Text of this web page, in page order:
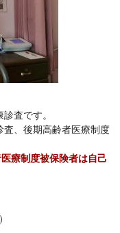
査です。
査、後期高齢者医療制度
療制度被保険者は自己